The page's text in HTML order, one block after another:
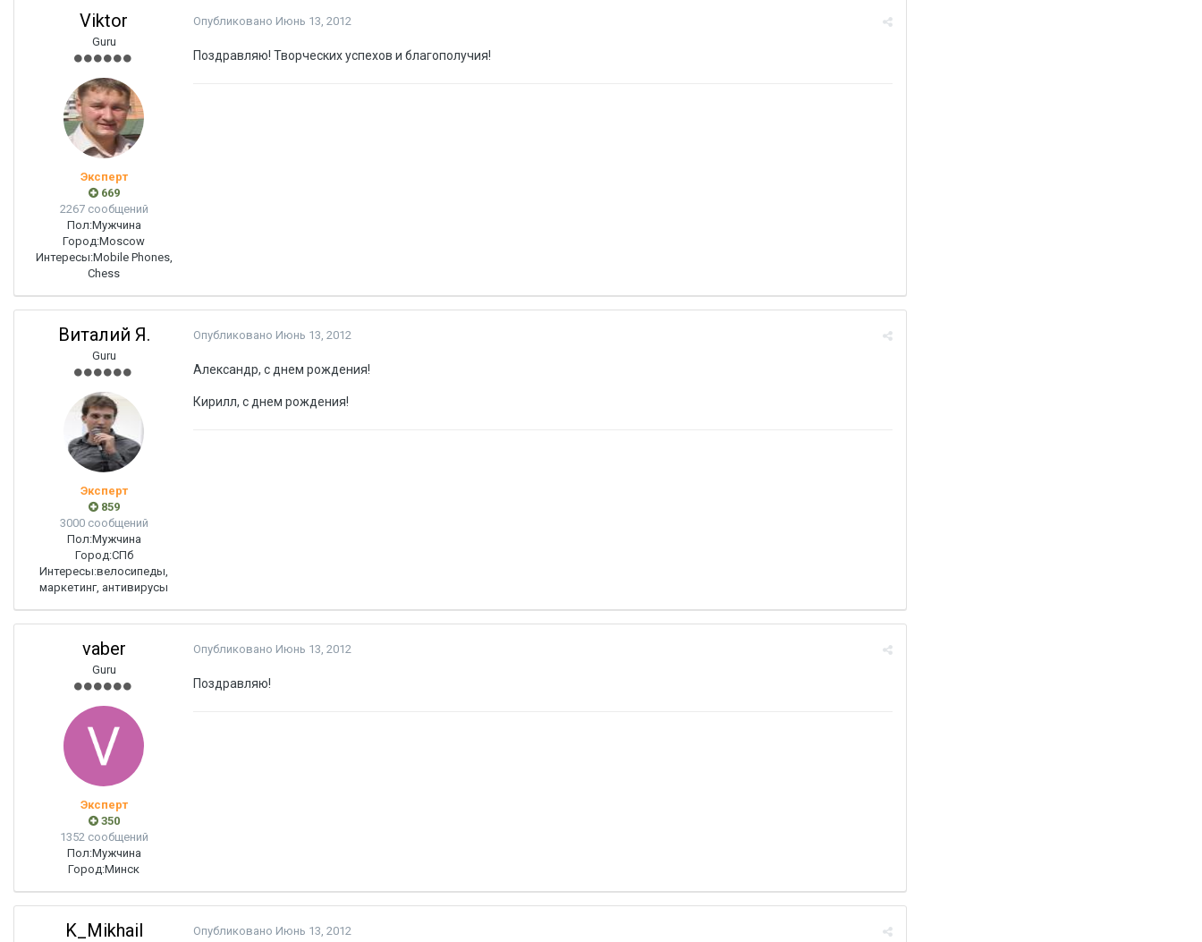
Viktor
Guru
Эксперт
669
2267 сообщений
Пол:Мужчина
Город:Moscow
Интересы:Mobile Phones,
Chess
Опубликовано Июнь 13, 2012
Поздравляю! Творческих успехов и благополучия!
Виталий Я.
Guru
Эксперт
859
3000 сообщений
Пол:Мужчина
Город:СПб
Интересы:велосипеды,
маркетинг, антивирусы
Опубликовано Июнь 13, 2012
Александр, с днем рождения!
Кирилл, с днем рождения!
vaber
Guru
Эксперт
350
1352 сообщений
Пол:Мужчина
Город:Минск
Опубликовано Июнь 13, 2012
Поздравляю!
K_Mikhail Опубликовано Июнь 13, 2012